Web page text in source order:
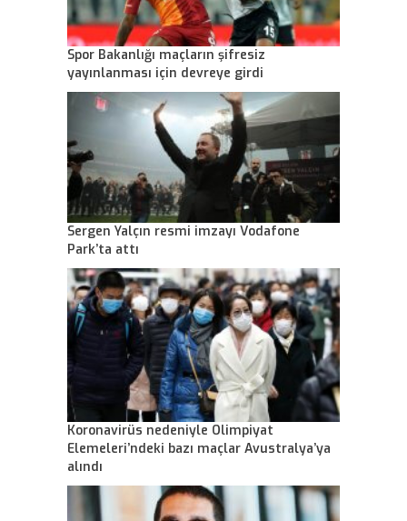
Spor Bakanlığı maçların şifresiz
yayınlanması için devreye girdi
Sergen Yalçın resmi imzayı Vodafone
Park’ta attı
Koronavirüs nedeniyle Olimpiyat
Elemeleri’ndeki bazı maçlar Avustralya’ya
alındı